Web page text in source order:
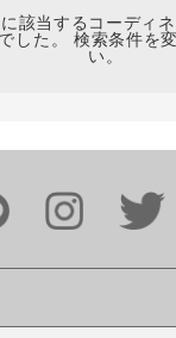
該当するコーディ
した。 検索条件を
い。